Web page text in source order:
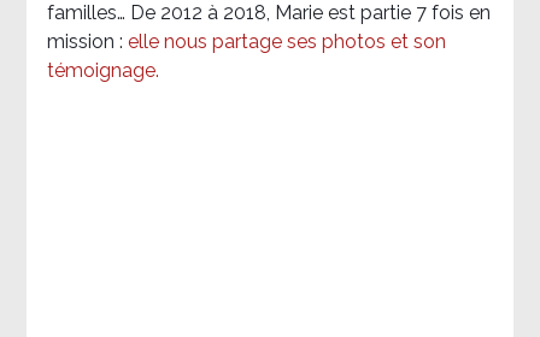
familles… De 2012 à 2018, Marie est partie 7 fois en
mission : elle nous partage ses photos et son
témoignage.